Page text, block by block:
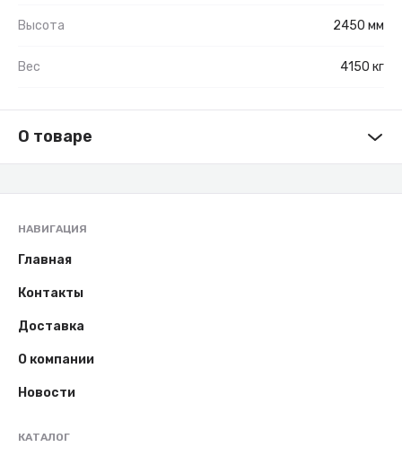
Высота 2450 мм
Вес 4150 кг
О товаре
НАВИГАЦИЯ
Главная
Контакты
Доставка
О компании
Новости
КАТАЛОГ